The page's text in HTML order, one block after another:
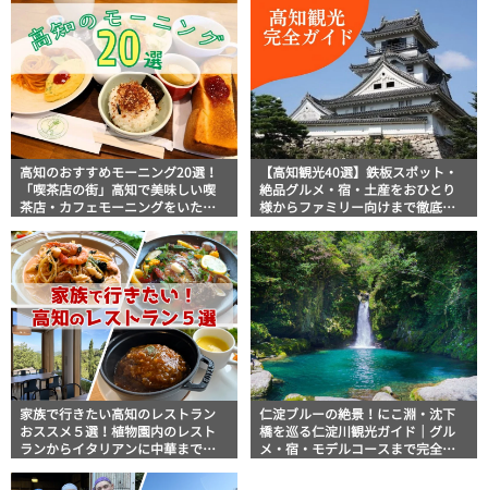
高知のおすすめモーニング20選！
「喫茶店の街」高知で美味しい喫
茶店・カフェモーニングをいただ
【高知観光40選】鉄板スポット・
絶品グルメ・宿・土産をおひとり
様からファミリー向けまで徹底解
家族で行きたい高知のレストラン
おススメ５選！植物園内のレスト
ランからイタリアンに中華まで楽
仁淀ブルーの絶景！にこ淵・沈下
橋を巡る仁淀川観光ガイド｜グル
メ・宿・モデルコースまで完全網